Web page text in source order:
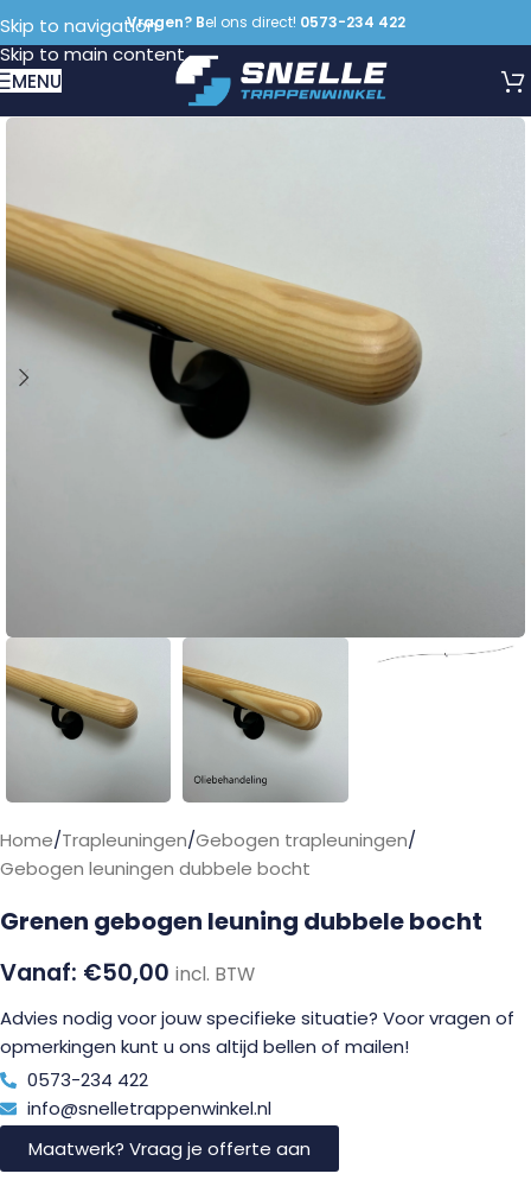
Skip to navigation
Skip to main content
Vragen? Bel ons direct! 0573-234 422
MENU
Home/Trapleuningen/Gebogen trapleuningen/
Gebogen leuningen dubbele bocht
Grenen gebogen leuning dubbele bocht
€50,00 incl. BTW
Advies nodig voor jouw specifieke situatie? Voor vragen of
opmerkingen kunt u ons altijd bellen of mailen!
0573-234 422
info@snelletrappenwinkel.nl
Maatwerk? Vraag je offerte aan